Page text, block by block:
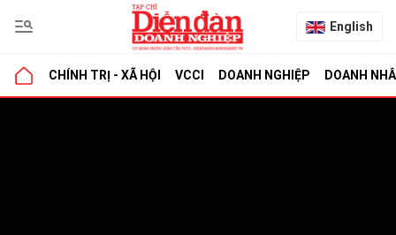
English
CHÍNH TRỊ - XÃ HỘI VCCI DOANH NGHIỆP DOANH